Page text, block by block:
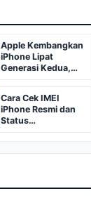
Apple Kembangkan
iPhone Lipat
Generasi Kedua,
Meski Model Pertama
Belum Rilis
Cara Cek IMEI
iPhone Resmi dan
Status
Pendaftarannya